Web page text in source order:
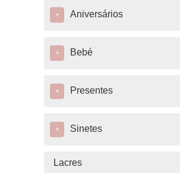
+ Aniversários
+ Bebé
+ Presentes
+ Sinetes
Lacres